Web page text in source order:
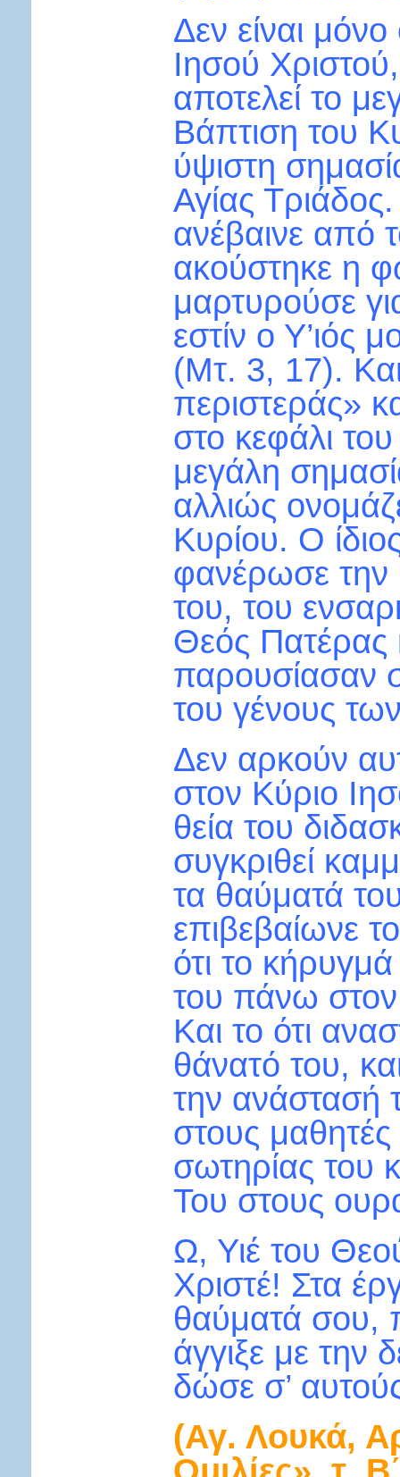
Δεν είναι
Ιησού
αποτελεί το
Βάπτι­ση του
ύψιστη
Αγίας
ανέβαινε από
ακούστηκε η
μαρτυρούσε
εστίν ο Υ’ιός
(Μτ. 3, 17). Και
περιστεράς»
στο κεφάλι
μεγάλη
αλλιώς
Κυρίου. Ο
φανέρωσε την
του, του
Θεός Πατέρας
παρουσίασαν
του γένους
Δεν αρκούν
στον Κύριο
θεία του
συγκριθεί
τα θαύματά
επιβεβαίωνε
ότι το
του πάνω
Και το ότι
θάνατό του,
την ανάστασή
στους
σωτηρίας του
Του στους
Ω, Υιέ του
Χριστέ! Στα
θαύματά σου,
άγγιξε με την
δώσε σ’
(Αγ. Λουκά,